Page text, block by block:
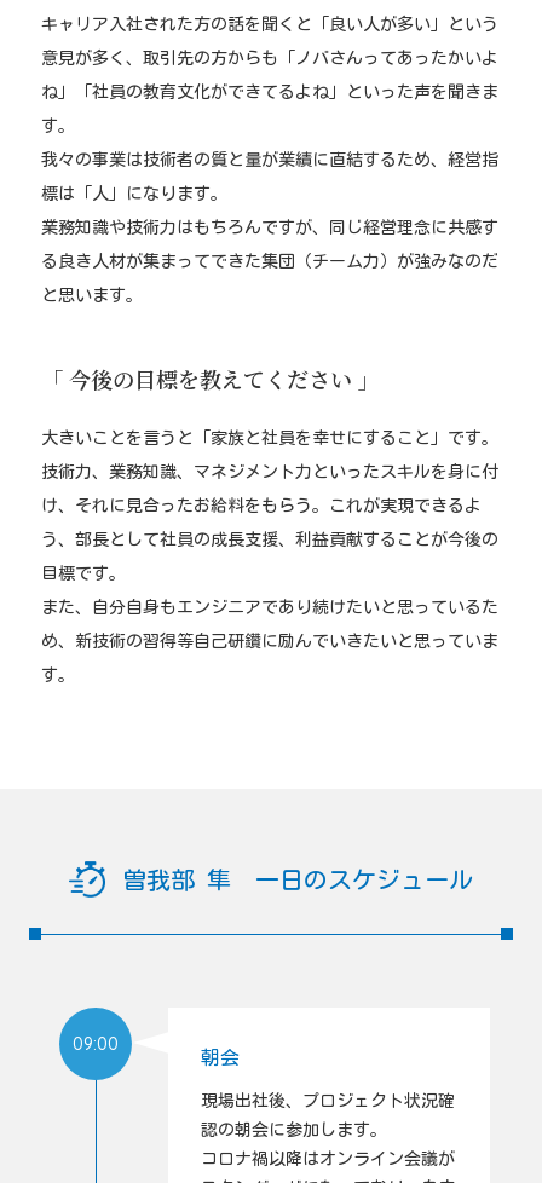
キャリア入社された方の話を聞くと「良い人が多い」という
意見が多く、取引先の方からも「ノバさんってあったかいよ
ね」「社員の教育文化ができてるよね」といった声を聞きま
す。
我々の事業は技術者の質と量が業績に直結するため、経営指
標は「人」になります。
業務知識や技術力はもちろんですが、同じ経営理念に共感す
る良き人材が集まってできた集団（チーム力）が強みなのだ
と思います。
「 今後の目標を教えてください 」
大きいことを言うと「家族と社員を幸せにすること」です。
技術力、業務知識、マネジメント力といったスキルを身に付
け、それに見合ったお給料をもらう。これが実現できるよ
う、部長として社員の成長支援、利益貢献することが今後の
目標です。
また、自分自身もエンジニアであり続けたいと思っているた
め、新技術の習得等自己研鑽に励んでいきたいと思っていま
す。
曽我部 隼 一日のスケジュール
09:00
朝会
現場出社後、プロジェクト状況確
認の朝会に参加します。
コロナ禍以降はオンライン会議が